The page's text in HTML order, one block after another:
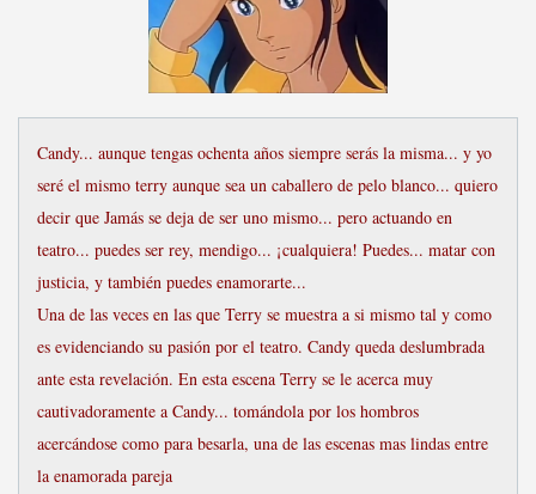
Candy... aunque tengas ochenta años siempre serás la misma... y yo
seré el mismo terry aunque sea un caballero de pelo blanco... quiero
decir que Jamás se deja de ser uno mismo... pero actuando en
teatro... puedes ser rey, mendigo... ¡cualquiera! Puedes... matar con
justicia, y también puedes enamorarte...
Una de las veces en las que Terry se muestra a si mismo tal y como
es evidenciando su pasión por el teatro. Candy queda deslumbrada
ante esta revelación. En esta escena Terry se le acerca muy
cautivadoramente a Candy... tomándola por los hombros
acercándose como para besarla, una de las escenas mas lindas entre
la enamorada pareja